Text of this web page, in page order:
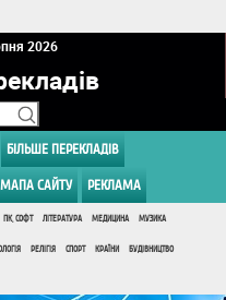
2026
БІЛЬШЕ ПЕРЕКЛАДІВ
МАПА САЙТУ РЕКЛАМА
ПК, СОФТ ЛІТЕРАТУРА МЕДИЦИНА МУЗИКА
РЕЛІГІЯ СПОРТ КРАЇНИ БУДІВНИЦТВО